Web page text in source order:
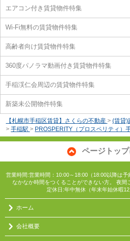
エアコン付き賃貸物件特集
Wi-Fi無料の賃貸物件特集
高齢者向け賃貸物件特集
360度パノラマ動画付き賃貸物件特集
手稲渓仁会周辺の賃貸物件特集
新築未公開物件特集
【札幌市手稲区賃貸】さくらの不動産 > (賃貸)
> 手稲駅 > PROSPERITY（プロスペリティ）
ページトッ
営業時間:営業時間：10:00～18:00（18:00以降は
なかなか時間をつくることができない方。 夜間
定休日:年中無休（年末年始休暇12
ホーム
会社概要